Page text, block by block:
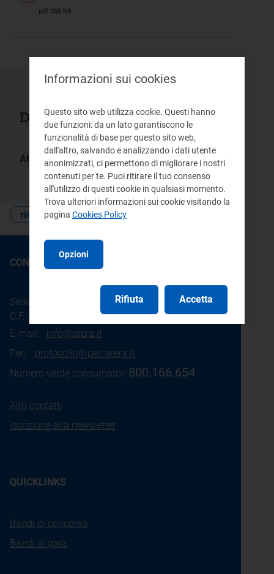
pdf 255 KB
Documenti collegati
Atti:
128/2025/R/efr
rinnovabili
CONTATTI
Sede legale: Piazza Cavour 5 - 20121 - Milano
C.F.: 97190020152
E-mail: info@arera.it
Pec: protocollo@pec.arera.it
Numero verde consumatori:800.166.654
Altri contatti
Iscrizione alla newsletter
QUICKLINKS
Bandi di concorso
Bandi di gara
Informazioni sui cookies
Questo sito web utilizza cookie. Questi hanno
due funzioni: da un lato garantiscono le
funzionalità di base per questo sito web,
dall'altro, salvando e analizzando i dati utente
anonimizzati, ci permettono di migliorare i nostri
contenuti per te. Puoi ritirare il tuo consenso
all'utilizzo di questi cookie in qualsiasi momento.
Trova ulteriori informazioni sui cookie visitando la
pagina Cookies Policy
Opzioni
Rifiuta Accetta